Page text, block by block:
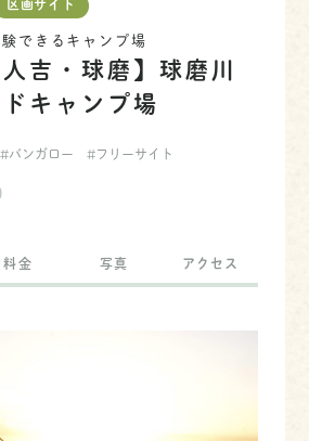
区画サイト
できるキャンプ場
人吉・球磨】球磨川
キャンプ場
#バンガロー #フリーサイト
料金 写真 アクセス